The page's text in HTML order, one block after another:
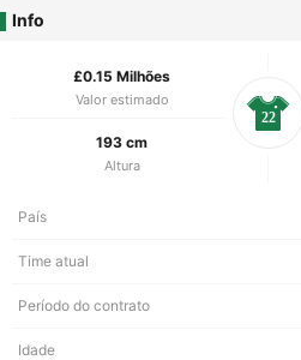
Info
£0.15 Milhões
Valor estimado
193 cm
Altura
22
País
Time atual
Período do contrato
Idade